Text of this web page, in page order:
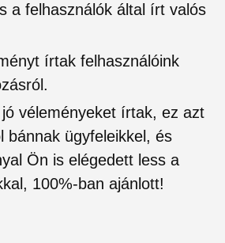
a felhasználók által írt valós
írtak felhasználóink
véleményeket írtak, ez azt
bánnak ügyfeleikkel, és
Ön is elégedett less a
100%-ban ajánlott!